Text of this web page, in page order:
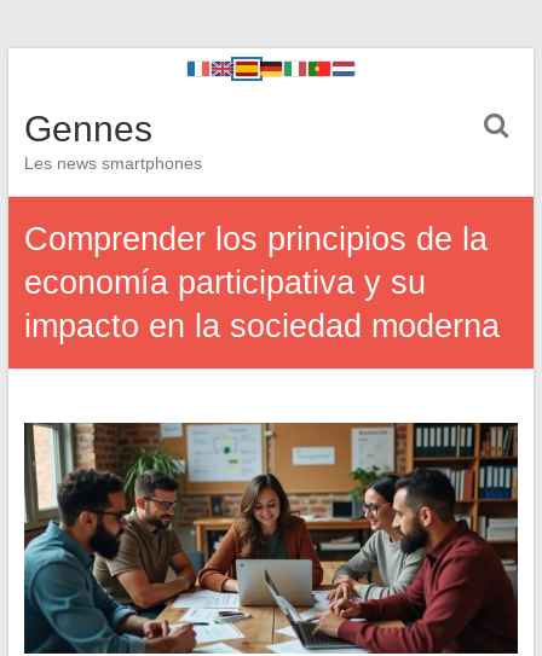
Gennes
Les news smartphones
Comprender los principios de la
economía participativa y su
impacto en la sociedad moderna